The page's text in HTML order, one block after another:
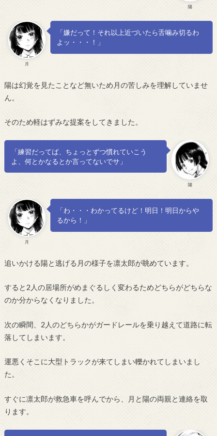
陽
月
「嫌だって！それ以上近づいたら舌噛み切るわ
よッ・・・！」
陽は幻覚を見たことなど無いため月の苦しみを理解していませ
ん。
そのため軽はずみな提案をしてきました。
陽
「練習だってば、ちょっとずつ慣れていこう
よ、何とかなるとか言ってないでサ」
月
「わ・・・わかってるけど！明日！明日からや
るから！」
追いかける陽と逃げる月の様子を凛太郎が眺めています。
すると2人の居場所がめまぐるしく変わるためどちらがどちらな
のか分からなくなりました。
次の瞬間、2人のどちらかがガードレールを乗り越えて道路に転
落してしまいます。
運悪くそこに大型トラックが来てしまい轢かれてしまいまし
た。
すぐに凛太郎が救急車を呼んでから、月と陽の両親と連絡を取
ります。